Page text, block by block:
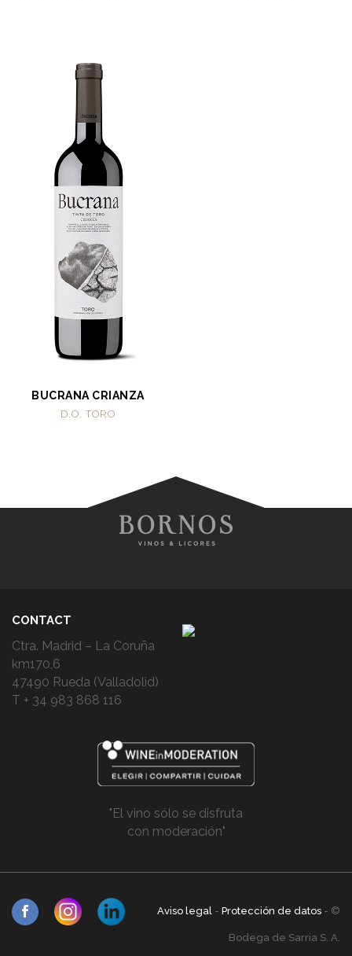
BUCRANA CRIANZA
D.O. TORO
CONTACT
Ctra. Madrid – La Coruña
km170,6
47490 Rueda (Valladolid)
T + 34 983 868 116
"El vino sólo se disfruta
con moderación"
Aviso legal - Protección de datos - ©
Bodega de Sarria S. A.